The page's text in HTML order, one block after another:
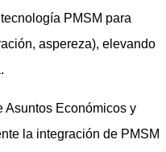
PMSM para
aspereza), elevando
Asuntos Económicos y
la integración de PMSM